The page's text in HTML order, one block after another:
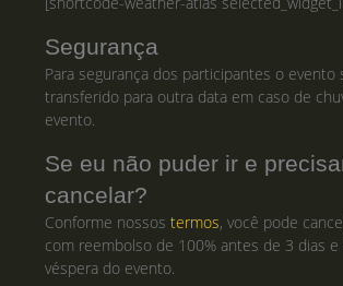
Segurança
Para segurança dos participantes o evento
transferido para outra data em caso de
evento.
Se eu não puder ir e
cancelar?
Conforme nossos termos, você pode
com reembolso de 100% antes de 3 dias e
véspera do evento.